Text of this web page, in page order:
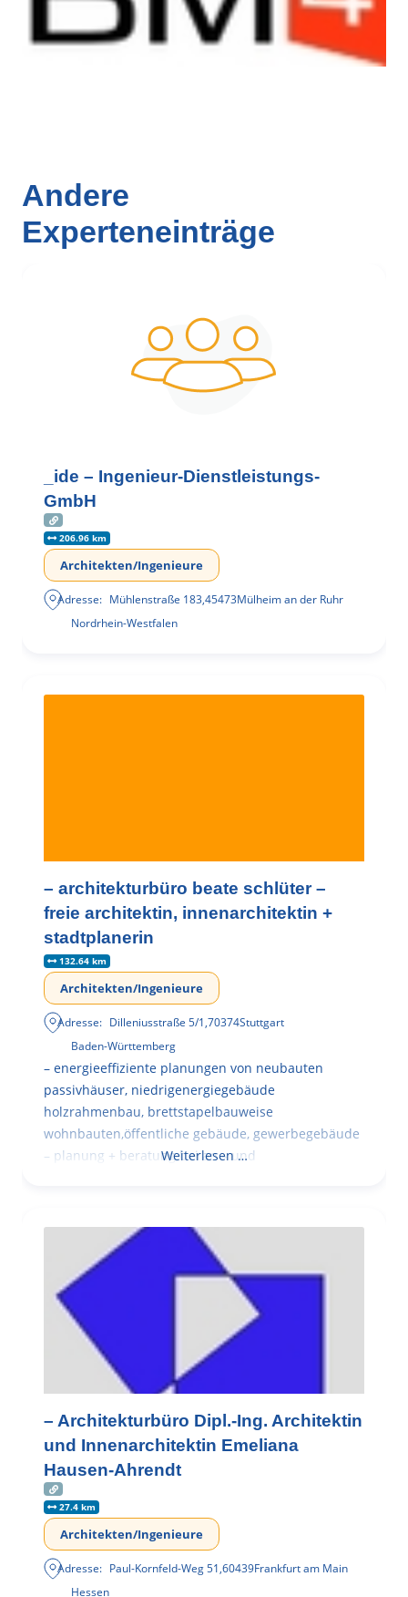
Andere
Experteneinträge
_ide – Ingenieur-Dienstleistungs-
GmbH
206.96 km
Architekten/Ingenieure
Adresse: Mühlenstraße 183,45473Mülheim an der Ruhr
Nordrhein-Westfalen
– architekturbüro beate schlüter –
freie architektin, innenarchitektin +
stadtplanerin
132.64 km
Architekten/Ingenieure
Adresse: Dilleniusstraße 5/1,70374Stuttgart
Baden-Württemberg
– energieeffiziente planungen von neubauten
passivhäuser, niedrigenergiegebäude
holzrahmenbau, brettstapelbauweise
wohnbauten,öffentliche gebäude, gewerbegebäude
– planung + beratung bei an – und
Weiterlesen …
– Architekturbüro Dipl.-Ing. Architektin
und Innenarchitektin Emeliana
Hausen-Ahrendt
27.4 km
Architekten/Ingenieure
Adresse: Paul-Kornfeld-Weg 51,60439Frankfurt am Main
Hessen